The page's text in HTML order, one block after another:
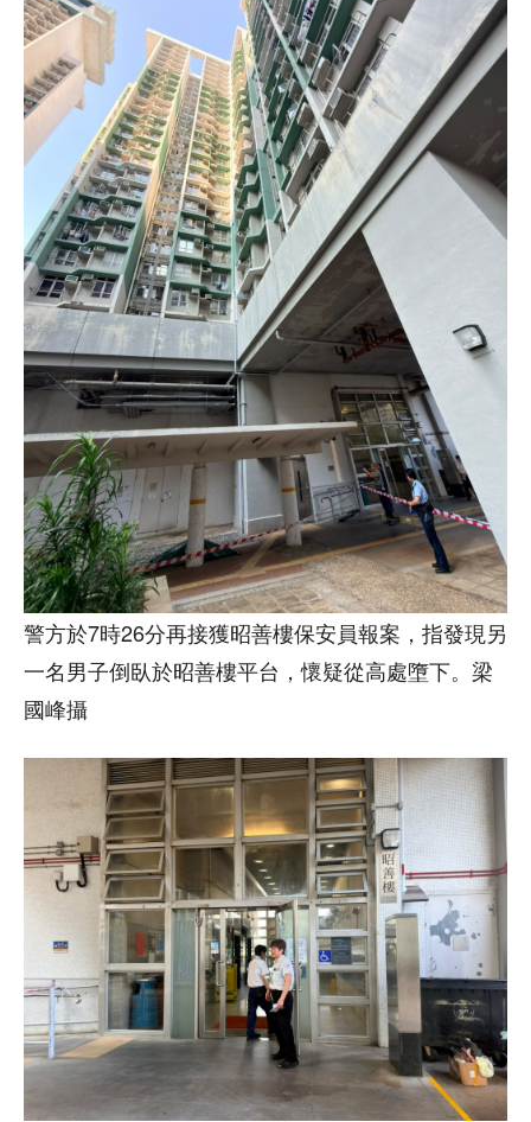
警方於7時26分再接獲昭善樓保安員報案，指發現另
一名男子倒臥於昭善樓平台，懷疑從高處墮下。梁
國峰攝